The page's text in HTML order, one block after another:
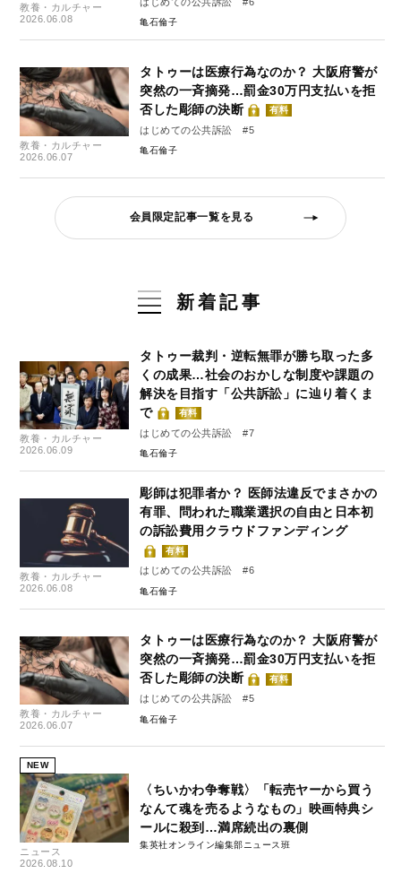
教養・カルチャー
2026.06.08
亀石倫子
教養・カルチャー
2026.06.07
タトゥーは医療行為なのか？ 大阪府警が
突然の一斉摘発…罰金30万円支払いを拒
否した彫師の決断
有料
はじめての公共訴訟 #5
亀石倫子
会員限定記事一覧を見る
新着記事
教養・カルチャー
2026.06.09
タトゥー裁判・逆転無罪が勝ち取った多
くの成果…社会のおかしな制度や課題の
解決を目指す「公共訴訟」に辿り着くま
で
有料
はじめての公共訴訟 #7
亀石倫子
教養・カルチャー
2026.06.08
彫師は犯罪者か？ 医師法違反でまさかの
有罪、問われた職業選択の自由と日本初
の訴訟費用クラウドファンディング
有料
はじめての公共訴訟 #6
亀石倫子
教養・カルチャー
2026.06.07
タトゥーは医療行為なのか？ 大阪府警が
突然の一斉摘発…罰金30万円支払いを拒
否した彫師の決断
有料
はじめての公共訴訟 #5
亀石倫子
NEW
ニュース
2026.08.10
〈ちいかわ争奪戦〉「転売ヤーから買う
なんて魂を売るようなもの」映画特典シ
ールに殺到…満席続出の裏側
集英社オンライン編集部ニュース班